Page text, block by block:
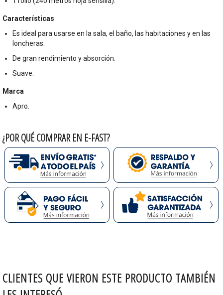
Características
Es ideal para usarse en la sala, el baño, las habitaciones y en las
loncheras.
De gran rendimiento y absorción.
Suave.
Marca
Apro.
¿POR QUÉ COMPRAR EN E-FAST?
CLIENTES QUE VIERON ESTE PRODUCTO TAMBIÉN